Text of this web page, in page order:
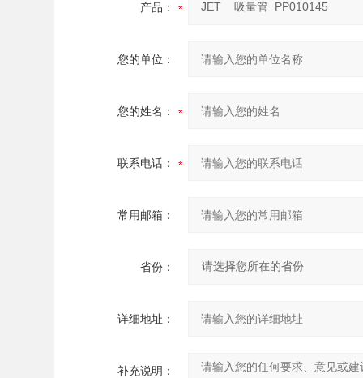
产品：
您的单位：
您的姓名：
联系电话：
常用邮箱：
省份：
详细地址：
补充说明：